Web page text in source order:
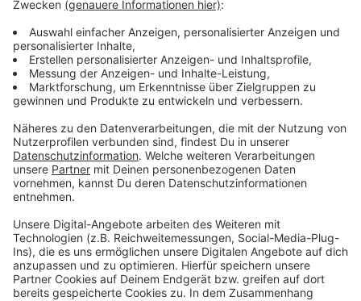
Mehr Nachrichten aus Leverkusen
Anzeige
Leverkusen kämpft um das Hallenbad Bergisch
Neukirchen
Leverkusener Rheinbrücke: Streit um Bauvertrag geht
weiter
Leverkusen: Bauprojekt Fettehenne nimmt Fahrt auf